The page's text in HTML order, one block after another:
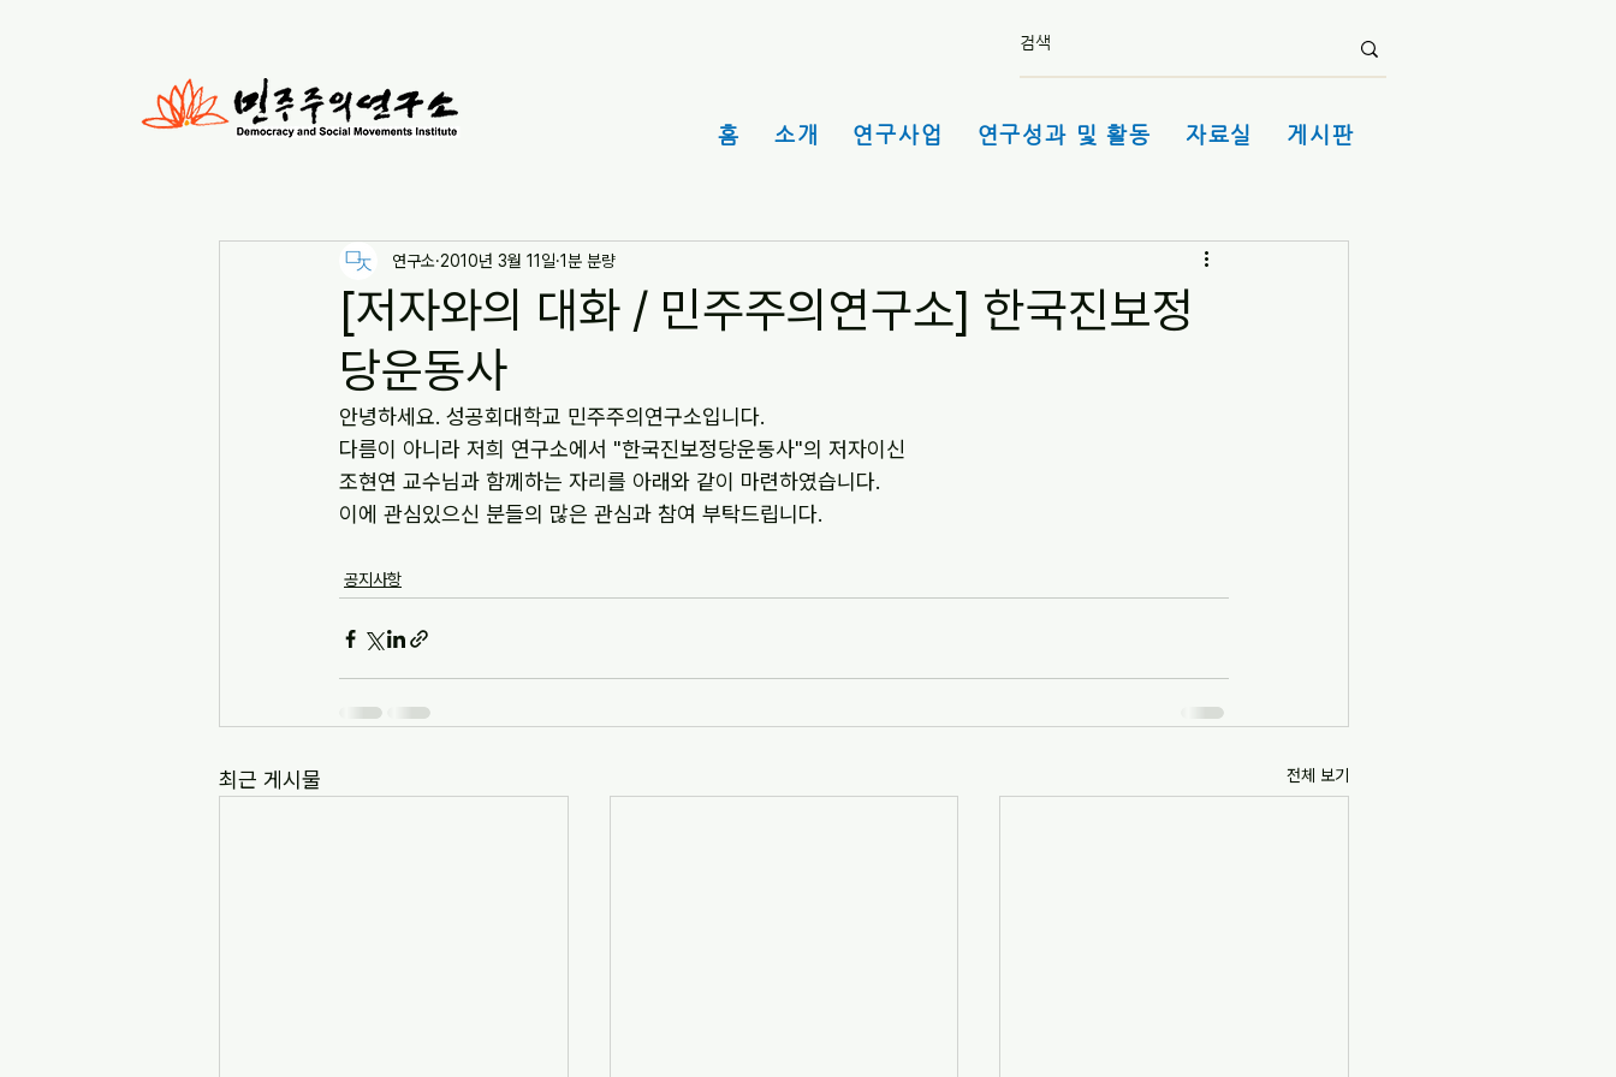
홈 소개 연구사업 연구성과 및 활동 자료실 게시판
[저자와의 대화 / 민주주의연구소] 한국진보정
당운동사
연구소 2010년 3월 11일 1분 분량
안녕하세요. 성공회대학교 민주주의연구소입니다.
다름이 아니라 저희 연구소에서 "한국진보정당운동사"의 저자이신
조현연 교수님과 함께하는 자리를 아래와 같이 마련하였습니다.
이에 관심있으신 분들의 많은 관심과 참여 부탁드립니다.
공지사항
최근 게시물 전체 보기